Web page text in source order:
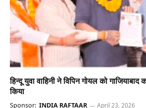
हिन्दू युवा वाहिनी ने विपिन गोयल को गाजियाबाद
किया
Sponsor: INDIA RAFTAAR April 23, 2026